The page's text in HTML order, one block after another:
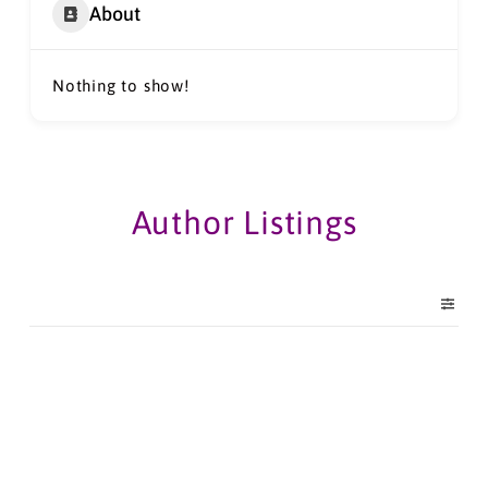
About
Nothing to show!
Author Listings